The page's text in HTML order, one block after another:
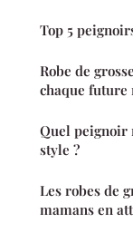
Top 5
Robe de
chaque future
Quel peignoir
style ?
Les robes de
mamans en